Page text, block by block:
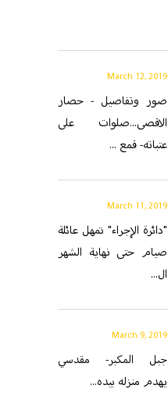
March 12, 2019
صور وتفاصيل - حصار
الاقصى...صلوات على
عتباته- قمع ...
March 11, 2019
"دائرة الإجراء" تمهل عائلة
صيام حتى نهاية الشهر
ال...
March 9, 2019
جبل المكبر- مقدسي
يهدم منزله بيده...